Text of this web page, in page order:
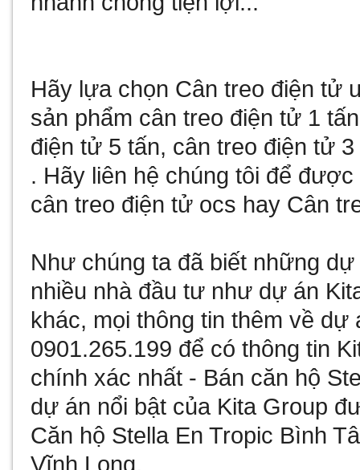
Hãy lựa chọn Cân treo điện tử
sản phẩm cân treo điện tử 1 tấn
điện tử 5 tấn, cân treo điện tử 3
. Hãy liên hệ chúng tôi để
cân treo điện tử ocs hay Cân
Như chúng ta đã biết những dự
nhiều nhà đầu tư như dự án
khác, mọi thông tin thêm về dự
0901.265.199 để có thông tin
chính xác nhất - Bán căn hộ
dự án nổi bật của Kita Group
Căn hộ Stella En Tropic Bình
Vĩnh Long.